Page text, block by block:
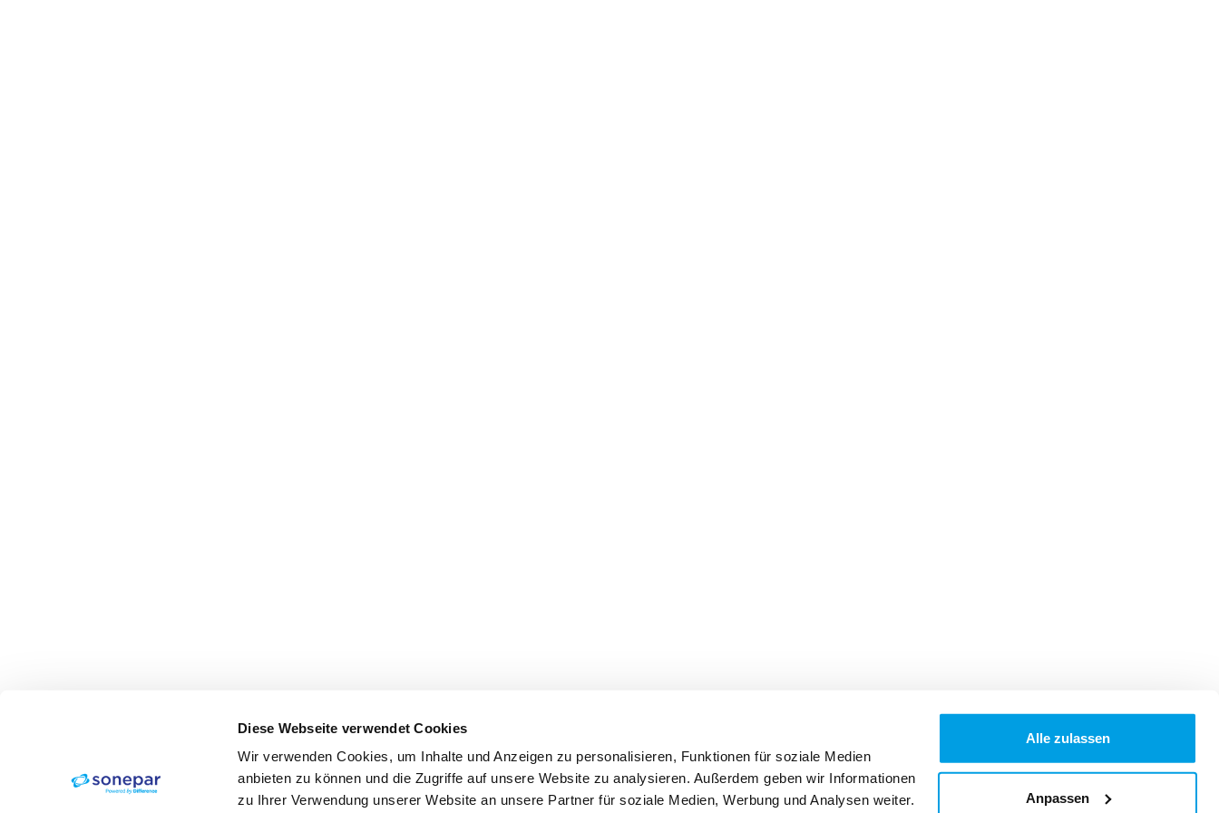
Diese Webseite verwendet Cookies
Wir verwenden Cookies, um Inhalte und Anzeigen zu personalisieren, Funktionen für soziale Medien
anbieten zu können und die Zugriffe auf unsere Website zu analysieren. Außerdem geben wir Informationen
zu Ihrer Verwendung unserer Website an unsere Partner für soziale Medien, Werbung und Analysen weiter.
Alle zulassen
Anpassen